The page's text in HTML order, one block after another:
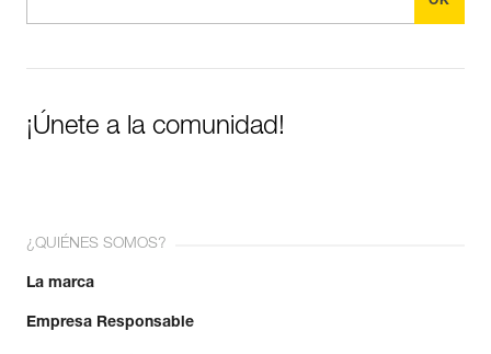
¡Únete a la comunidad!
¿QUIÉNES SOMOS?
La marca
Empresa Responsable